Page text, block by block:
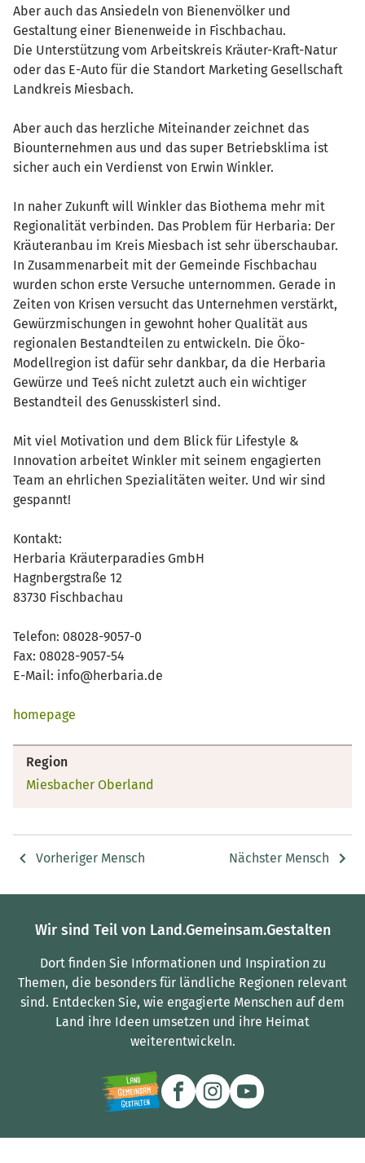
Aber auch das Ansiedeln von Bienenvölker und
Gestaltung einer Bienenweide in Fischbachau.
Die Unterstützung vom Arbeitskreis Kräuter-Kraft-Natur
oder das E-Auto für die Standort Marketing Gesellschaft
Landkreis Miesbach.
Aber auch das herzliche Miteinander zeichnet das
Biounternehmen aus und das super Betriebsklima ist
sicher auch ein Verdienst von Erwin Winkler.
In naher Zukunft will Winkler das Biothema mehr mit
Regionalität verbinden. Das Problem für Herbaria: Der
Kräuteranbau im Kreis Miesbach ist sehr überschaubar.
In Zusammenarbeit mit der Gemeinde Fischbachau
wurden schon erste Versuche unternommen. Gerade in
Zeiten von Krisen versucht das Unternehmen verstärkt,
Gewürzmischungen in gewohnt hoher Qualität aus
regionalen Bestandteilen zu entwickeln. Die Öko-
Modellregion ist dafür sehr dankbar, da die Herbaria
Gewürze und Tee´s nicht zuletzt auch ein wichtiger
Bestandteil des Genusskisterl sind.
Mit viel Motivation und dem Blick für Lifestyle &
Innovation arbeitet Winkler mit seinem engagierten
Team an ehrlichen Spezialitäten weiter. Und wir sind
gespannt!
Kontakt:
Herbaria Kräuterparadies GmbH
Hagnbergstraße 12
83730 Fischbachau
Telefon: 08028-9057-0
Fax: 08028-9057-54
E-Mail: info@herbaria.de
homepage
Region
Miesbacher Oberland
Vorheriger Mensch Nächster Mensch
Wir sind Teil von Land.Gemeinsam.Gestalten
Dort finden Sie Informationen und Inspiration zu
Themen, die besonders für ländliche Regionen relevant
sind. Entdecken Sie, wie engagierte Menschen auf dem
Land ihre Ideen umsetzen und ihre Heimat
weiterentwickeln.